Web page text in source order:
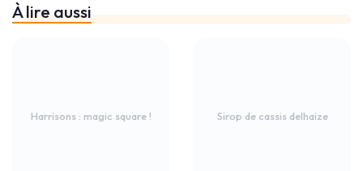
À lire aussi
Harrisons : magic square ! Sirop de cassis delhaize